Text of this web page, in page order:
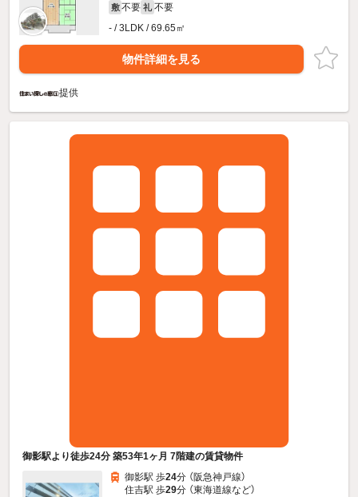
敷 不要 礼 不要
- / 3LDK / 69.65㎡
物件詳細を見る
提供
御影駅より徒歩24分 築53年1ヶ月 7階建の賃貸物件
御影駅 歩24分 （阪急神戸線）
住吉駅 歩29分 （東海道線など）